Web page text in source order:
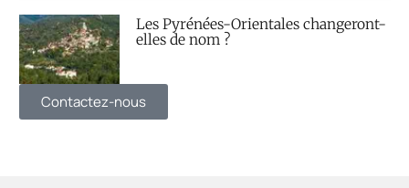
Les Pyrénées-Orientales changeront-
elles de nom ?
Contactez-nous